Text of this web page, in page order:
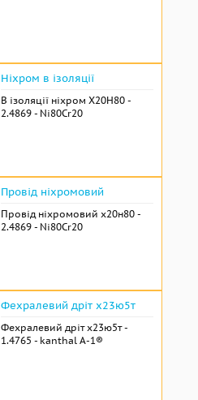
Ніхром в ізоляції
В ізоляції ніхром Х20Н80 -
2.4869 - Ni80Cr20
Провід ніхромовий
Провід ніхромовий х20н80 -
2.4869 - Ni80Cr20
Фехралевий дріт х23ю5т
Фехралевий дріт х23ю5т -
1.4765 - kanthal A-1®